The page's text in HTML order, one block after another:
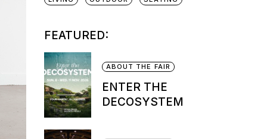
FEATURED:
ABOUT THE FAIR
ENTER THE
DECOSYSTEM